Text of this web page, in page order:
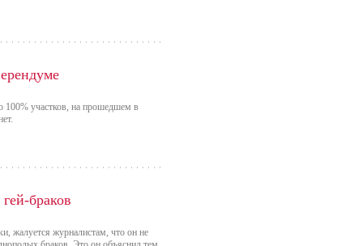
100% участков, на прошедшем в
браков
жалуется журналистам, что он не